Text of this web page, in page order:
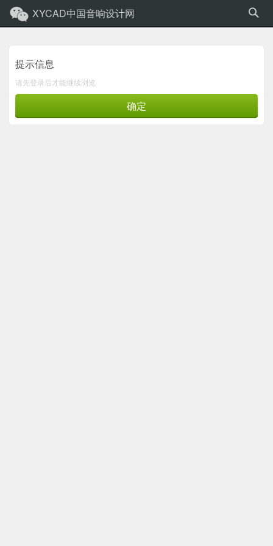
XYCAD中国音响设计网
提示信息
请先登录后才能继续浏览
确定